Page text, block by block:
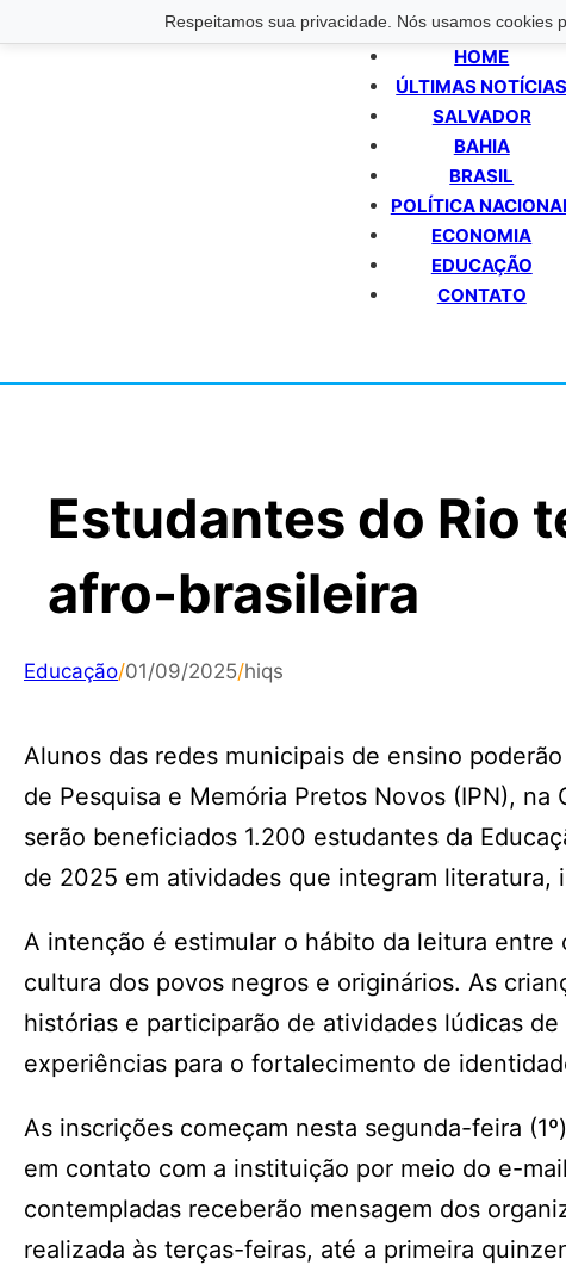
Respeitamos sua privacidade. Nós usamos cookies
HOME
ÚLTIMAS NOTÍCIAS
SALVADOR
BAHIA
BRASIL
POLÍTICA
ECONOMIA
EDUCAÇÃO
CONTATO
Estudantes do Rio
afro-brasileira
Educação/01/09/2025/hiqs
Alunos das redes municipais de ensino
de Pesquisa e Memória Pretos Novos (IPN),
serão beneficiados 1.200 estudantes da
de 2025 em atividades que integram literatura,
A intenção é estimular o hábito da leitura
cultura dos povos negros e originários. As
histórias e participarão de atividades lúdicas
experiências para o fortalecimento de
As inscrições começam nesta segunda-feira
em contato com a instituição por meio do e-
contempladas receberão mensagem dos
realizada às terças-feiras, até a primeira